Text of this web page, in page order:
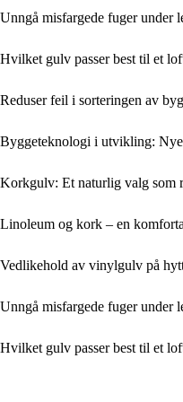
Unngå misfargede fuger under
Hvilket gulv passer best til et
Reduser feil i sorteringen av
Byggeteknologi i utvikling: Nye
Korkgulv: Et naturlig valg som
Linoleum og kork – en
Vedlikehold av vinylgulv på
Unngå misfargede fuger under
Hvilket gulv passer best til et